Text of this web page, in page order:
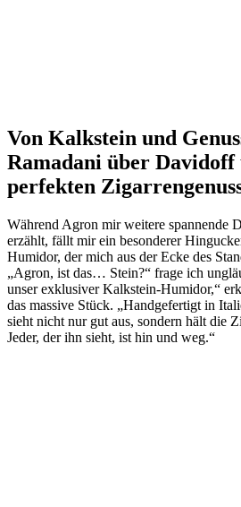
Von Kalkstein und
Ramadani über Davidoff
perfekten
Während Agron mir weitere spannende
erzählt, fällt mir ein besonderer
Humidor, der mich aus der Ecke des
„Agron, ist das… Stein?“ frage ich
unser exklusiver Kalkstein-Humidor,“
das massive Stück. „Handgefertigt in
sieht nicht nur gut aus, sondern hält die
Jeder, der ihn sieht, ist hin und weg.“